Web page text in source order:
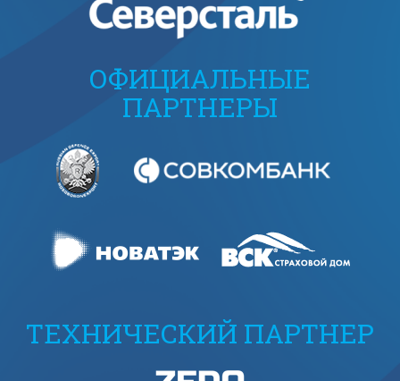
ОФИЦИАЛЬНЫЕ
ПАРТНЕРЫ
ТЕХНИЧЕСКИЙ ПАРТНЕР